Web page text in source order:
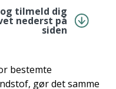
tilmeld dig
nederst på
siden
bestemte
gør det samme